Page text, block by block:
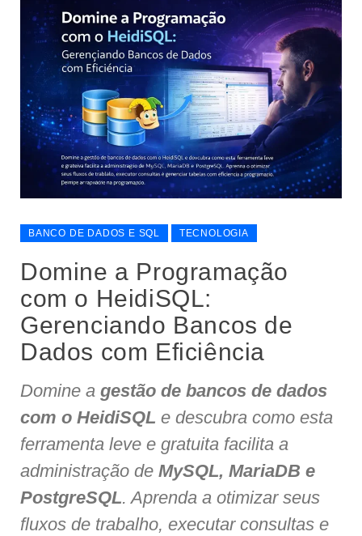
BANCO DE DADOS E SQL TECNOLOGIA
Domine a Programação
com o HeidiSQL:
Gerenciando Bancos de
Dados com Eficiência
Domine a gestão de bancos de dados
com o HeidiSQL e descubra como esta
ferramenta leve e gratuita facilita a
administração de MySQL, MariaDB e
PostgreSQL. Aprenda a otimizar seus
fluxos de trabalho, executar consultas e